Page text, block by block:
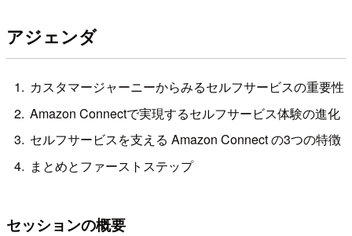
アジェンダ
カスタマージャーニーからみるセルフサービスの重要性
Amazon Connectで実現するセルフサービス体験の進化
セルフサービスを支える Amazon Connect の3つの特徴
まとめとファーストステップ
セッションの概要